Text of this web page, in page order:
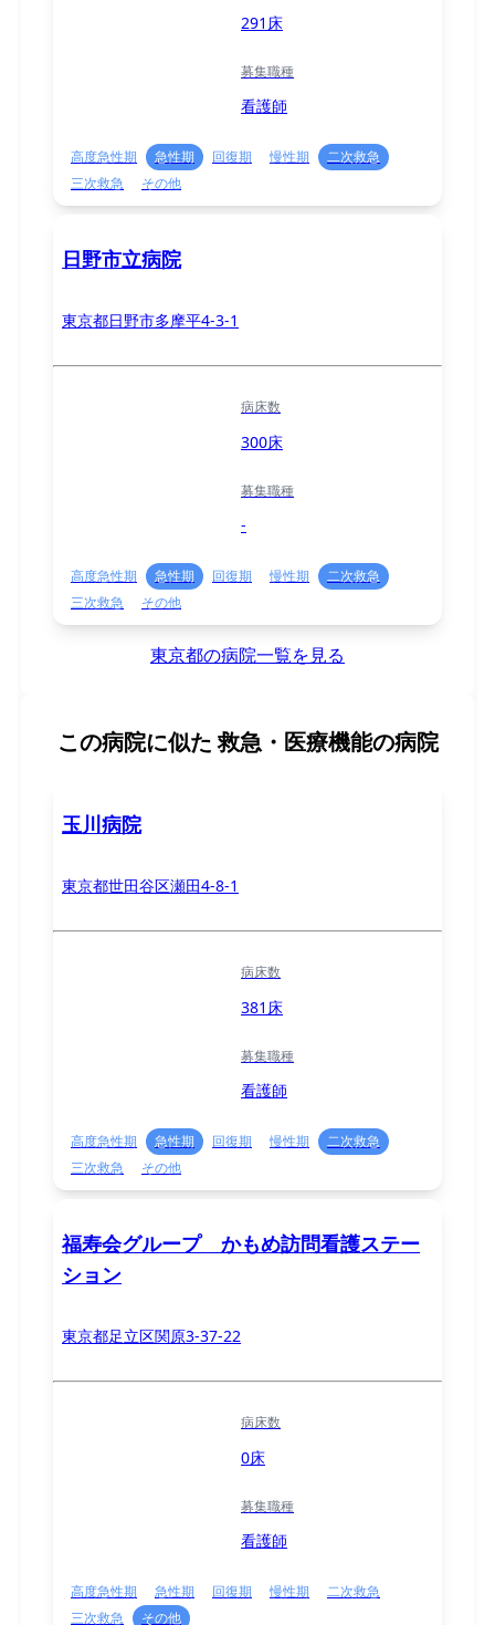
291床
募集職種
看護師
高度急性期 急性期 回復期 慢性期
二次救急
三次救急
その他
日野市立病院
東京都日野市多摩平4-3-1
病床数
300床
募集職種
-
高度急性期 急性期 回復期 慢性期
二次救急
三次救急
その他
東京都の病院一覧を見る
この病院に似た 救急・医療機能の病院
玉川病院
東京都世田谷区瀬田4-8-1
病床数
381床
募集職種
看護師
高度急性期 急性期 回復期 慢性期
二次救急
三次救急
その他
福寿会グループ かもめ訪問看護ステー
ション
東京都足立区関原3-37-22
病床数
0床
募集職種
看護師
高度急性期 急性期 回復期 慢性期
二次救急
三次救急
その他